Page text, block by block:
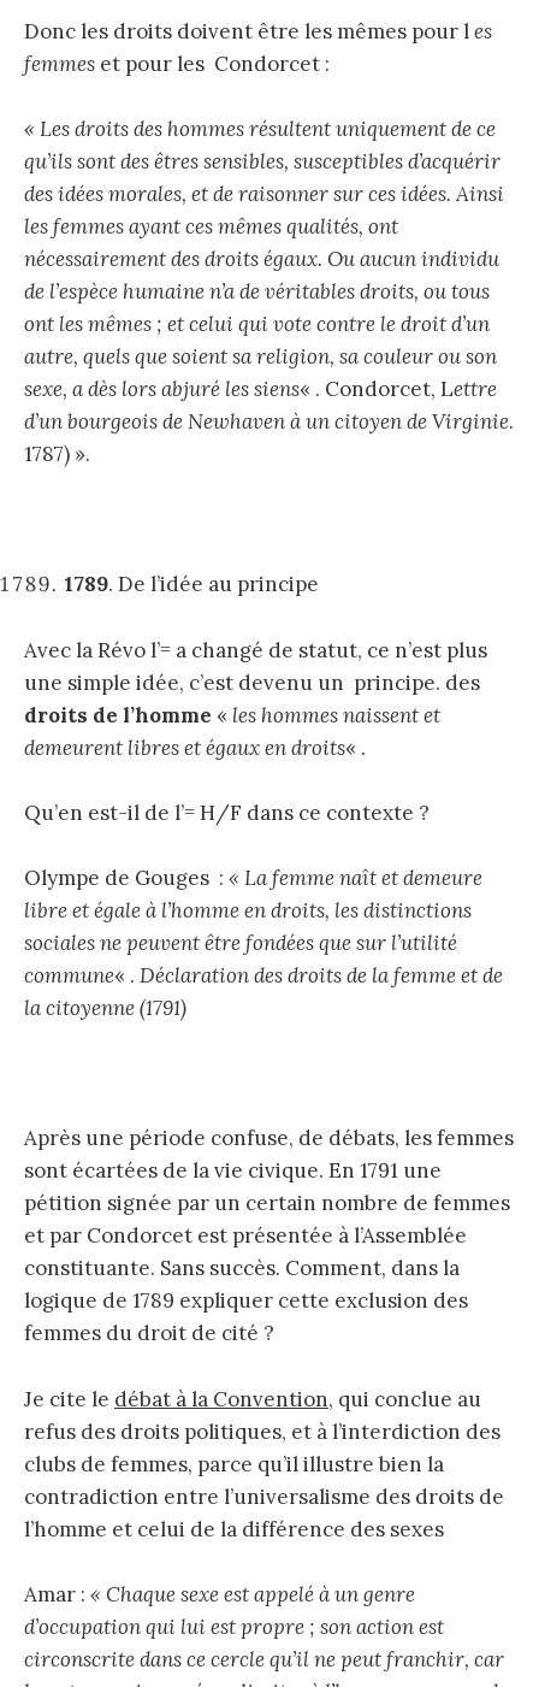
Donc les droits doivent être les mêmes pour les
femmes et pour les Condorcet :
« Les droits des hommes résultent uniquement de ce
qu’ils sont des êtres sensibles, susceptibles d’acquérir
des idées morales, et de raisonner sur ces idées. Ainsi
les femmes ayant ces mêmes qualités, ont
nécessairement des droits égaux. Ou aucun individu
de l’espèce humaine n’a de véritables droits, ou tous
ont les mêmes ; et celui qui vote contre le droit d’un
autre, quels que soient sa religion, sa couleur ou son
sexe, a dès lors abjuré les siens« . Condorcet, Lettre
d’un bourgeois de Newhaven à un citoyen de Virginie.
1787) ».
1789. De l’idée au principe
Avec la Révo l’= a changé de statut, ce n’est plus
une simple idée, c’est devenu un principe. des
droits de l’homme « les hommes naissent et
demeurent libres et égaux en droits« .
Qu’en est-il de l’= H/F dans ce contexte ?
Olympe de Gouges : « La femme naît et demeure
libre et égale à l’homme en droits, les distinctions
sociales ne peuvent être fondées que sur l’utilité
commune« . Déclaration des droits de la femme et de
la citoyenne (1791)
Après une période confuse, de débats, les femmes
sont écartées de la vie civique. En 1791 une
pétition signée par un certain nombre de femmes
et par Condorcet est présentée à l’Assemblée
constituante. Sans succès. Comment, dans la
logique de 1789 expliquer cette exclusion des
femmes du droit de cité ?
Je cite le débat à la Convention, qui conclue au
refus des droits politiques, et à l’interdiction des
clubs de femmes, parce qu’il illustre bien la
contradiction entre l’universalisme des droits de
l’homme et celui de la différence des sexes
Amar : « Chaque sexe est appelé à un genre
d’occupation qui lui est propre ; son action est
circonscrite dans ce cercle qu’il ne peut franchir, car